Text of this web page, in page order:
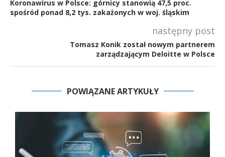
Koronawirus w Polsce: górnicy stanowią 47,5 proc.
spośród ponad 8,2 tys. zakażonych w woj. śląskim
następny post
Tomasz Konik został nowym partnerem
zarządzającym Deloitte w Polsce
POWIĄZANE ARTYKUŁY